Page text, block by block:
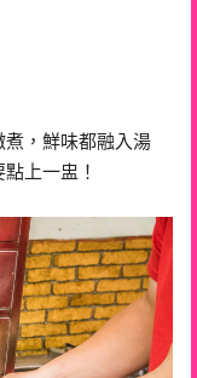
，鮮味都融入湯
上一盅！